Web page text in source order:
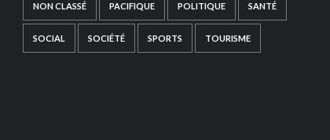
NON CLASSÉ PACIFIQUE POLITIQUE SANTÉ
SOCIAL SOCIÉTÉ SPORTS TOURISME